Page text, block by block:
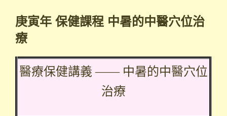
庚寅年 保健課程 中暑的中醫穴位治
療
醫療保健講義 —— 中暑的中醫穴位
治療